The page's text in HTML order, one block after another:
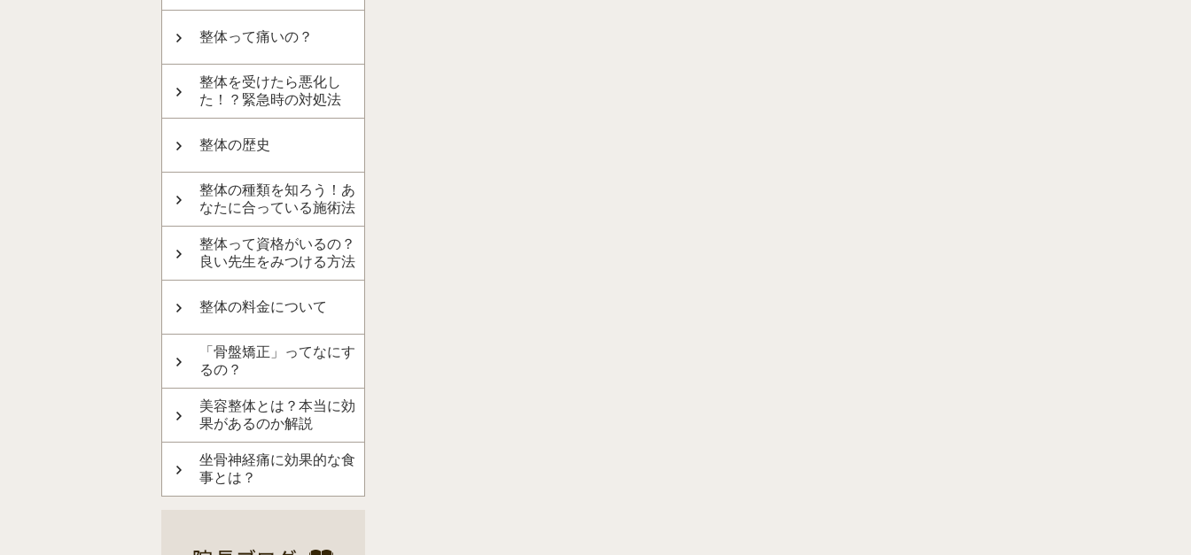
整体って痛いの？
整体を受けたら悪化し
た！？緊急時の対処法
整体の歴史
整体の種類を知ろう！あ
なたに合っている施術法
整体って資格がいるの？
良い先生をみつける方法
整体の料金について
「骨盤矯正」ってなにす
るの？
美容整体とは？本当に効
果があるのか解説
坐骨神経痛に効果的な食
事とは？